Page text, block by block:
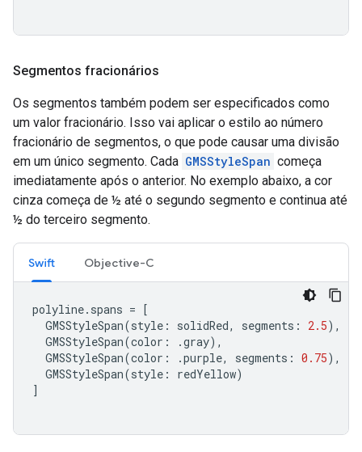
Segmentos fracionários
Os segmentos também podem ser especificados como
um valor fracionário. Isso vai aplicar o estilo ao número
fracionário de segmentos, o que pode causar uma divisão
em um único segmento. Cada GMSStyleSpan começa
imediatamente após o anterior. No exemplo abaixo, a cor
cinza começa de ½ até o segundo segmento e continua até
½ do terceiro segmento.
Swift Objective-C
polyline. spans =
[
GMSStyleSpan(style : solidRed, segments : 2.5),
GMSStyleSpan(color : .gray),
GMSStyleSpan(color : .purple, segments : 0.75),
GMSStyleSpan(style : redYellow)
]